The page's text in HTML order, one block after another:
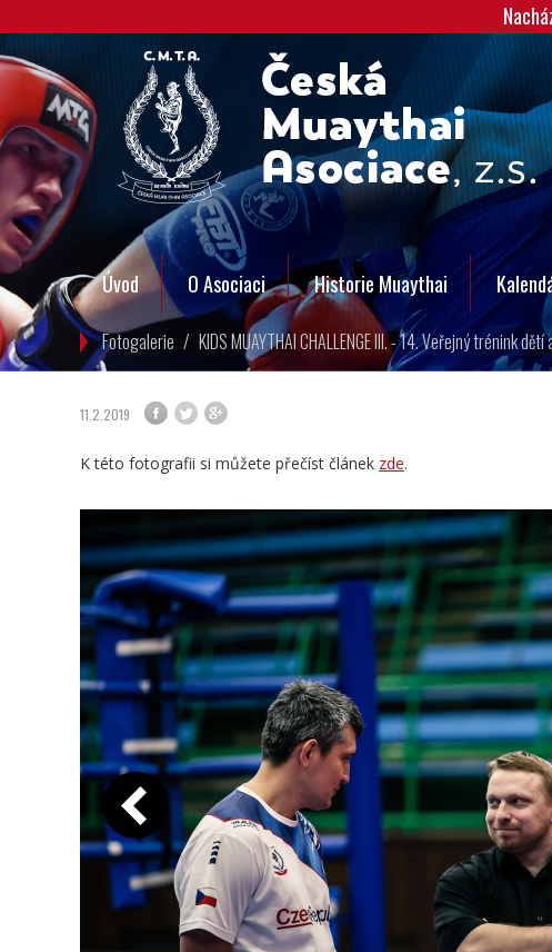
Úvod O Asociaci Historie Muaythai
Fotogalerie / KIDS MUAYTHAI CHALLENGE III. - 14. Veřejný trénink dětí
11.2.2019
K této fotografii si můžete přečíst článek zde.